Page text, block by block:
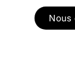
Nous